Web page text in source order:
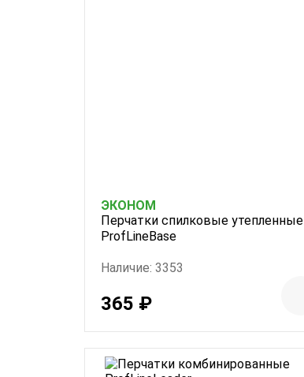
ЭКОНОМ
Перчатки спилковые утепленные
ProfLineBase
Наличие: 3353
365 ₽